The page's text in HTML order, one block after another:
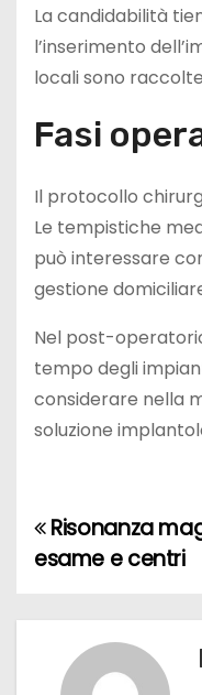
La candidabilità
l’inserimento
locali sono
Fasi
Il protocollo
Le tempistiche
può interessare
gestione
Nel post-
tempo degli
considerare nella
soluzione
N
v
Risonanza
esame e centri